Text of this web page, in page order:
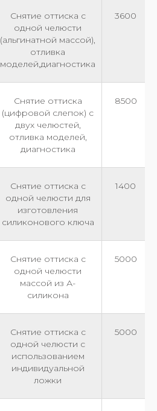
Снятие оттиска с
одной челюсти
(альгинатной массой),
отливка
моделей,диагностика
3600
Снятие оттиска
(цифровой слепок) с
двух челюстей,
отливка моделей,
диагностика
8500
Снятие оттиска с
одной челюсти для
изготовления
силиконового ключа
1400
Снятие оттиска с
одной челюсти
массой из А-
силикона
5000
Снятие оттиска с
одной челюсти с
использованием
индивидуальной
ложки
5000